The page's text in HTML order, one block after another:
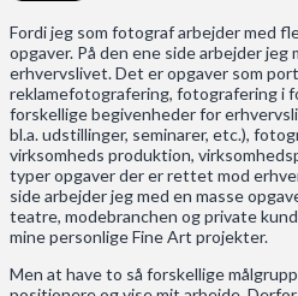
Fordi jeg som fotograf arbejder med
opgaver. På den ene side arbejder
erhvervslivet. Det er opgaver som
reklamefotografering, fotografering i
forskellige begivenheder for
bl.a. udstillinger, seminarer, etc.),
virksomheds produktion,
typer opgaver der er rettet mod
side arbejder jeg med en masse
teatre, modebranchen og private
mine personlige Fine Art projekter.
Men at have to så forskellige